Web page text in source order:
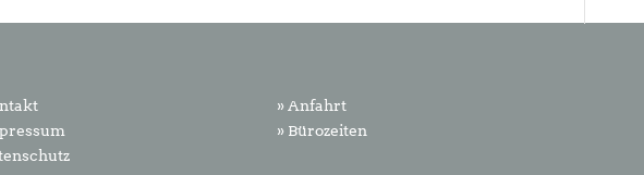
» Anfahrt
» Bürozeiten